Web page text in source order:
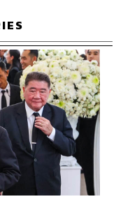
นครั้ง แต่ควรระลึก
นไม่มีความหมายและ
บาทต่อโลกใบนี้
ป็นต้องรู้ถึงบทบาทนี้
ณ์ ผู้ก่อตั้งที่ยิ่งใหญ่
กถึงความต้องการ
universe’ หรือการ
งไร